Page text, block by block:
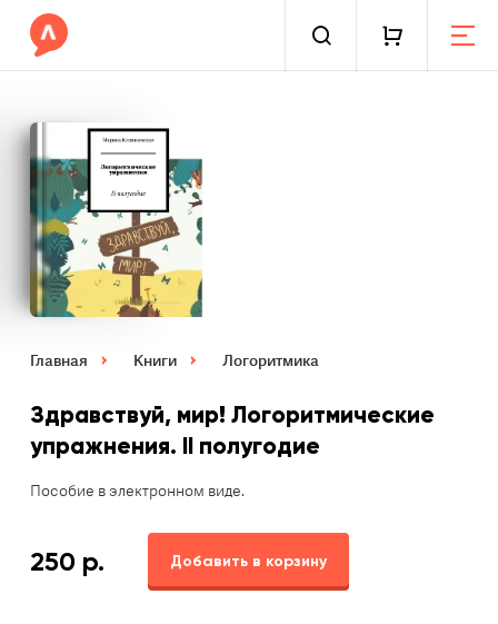
Главная Книги Логоритмика
Здравствуй, мир! Логоритмические
упражнения. II полугодие
Пособие в электронном виде.
250 р. Добавить в корзину